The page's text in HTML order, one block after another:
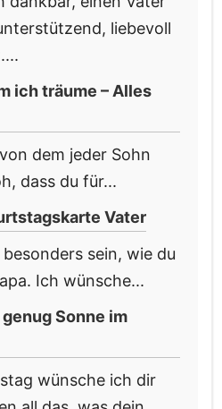
liebevoll
ich träume – Alles
dem jeder Sohn
dass du für...
Vater
sein, wie du
Ich wünsche...
Sonne im
wünsche ich dir